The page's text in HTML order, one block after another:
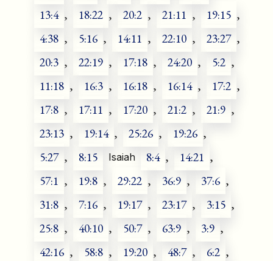
13:4 , 18:22 , 20:2 , 21:11 , 19:15 ,
4:38 , 5:16 , 14:11 , 22:10 , 23:27 ,
20:3 , 22:19 , 17:18 , 24:20 , 5:2 ,
11:18 , 16:3 , 16:18 , 16:14 , 17:2 ,
17:8 , 17:11 , 17:20 , 21:2 , 21:9 ,
23:13 , 19:14 , 25:26 , 19:26 ,
5:27 , 8:15 Isaiah 8:4 , 14:21 ,
57:1 , 19:8 , 29:22 , 36:9 , 37:6 ,
31:8 , 7:16 , 19:17 , 23:17 , 3:15 ,
25:8 , 40:10 , 50:7 , 63:9 , 3:9 ,
42:16 , 58:8 , 19:20 , 48:7 , 6:2 ,